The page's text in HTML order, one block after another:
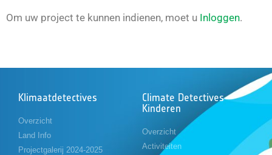
Om uw project te kunnen indienen, moet u Inloggen.
Klimaatdetectives
Overzicht
Land Info
Projectgalerij 2024-2025
Climate Detectives
Kinderen
Overzicht
Activiteiten